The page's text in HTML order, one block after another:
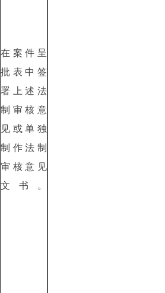
在案件呈
批表中签
署上述法
制审核意
见或单独
制作法制
审核意见
文书。